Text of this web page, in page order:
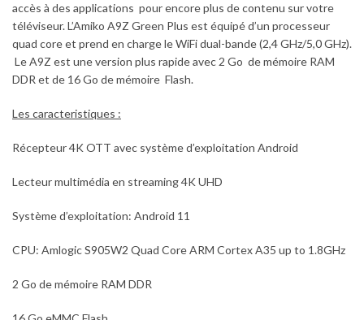
accès à des applications pour encore plus de contenu sur votre
téléviseur. L’Amiko A9Z Green Plus est équipé d’un processeur
quad core et prend en charge le WiFi dual-bande (2,4 GHz/5,0 GHz).
Le A9Z est une version plus rapide avec 2 Go de mémoire RAM
DDR et de 16 Go de mémoire Flash.
Les caracteristiques :
Récepteur 4K OTT avec système d’exploitation Android
Lecteur multimédia en streaming 4K UHD
Système d’exploitation: Android 11
CPU: Amlogic S905W2 Quad Core ARM Cortex A35 up to 1.8GHz
2 Go de mémoire RAM DDR